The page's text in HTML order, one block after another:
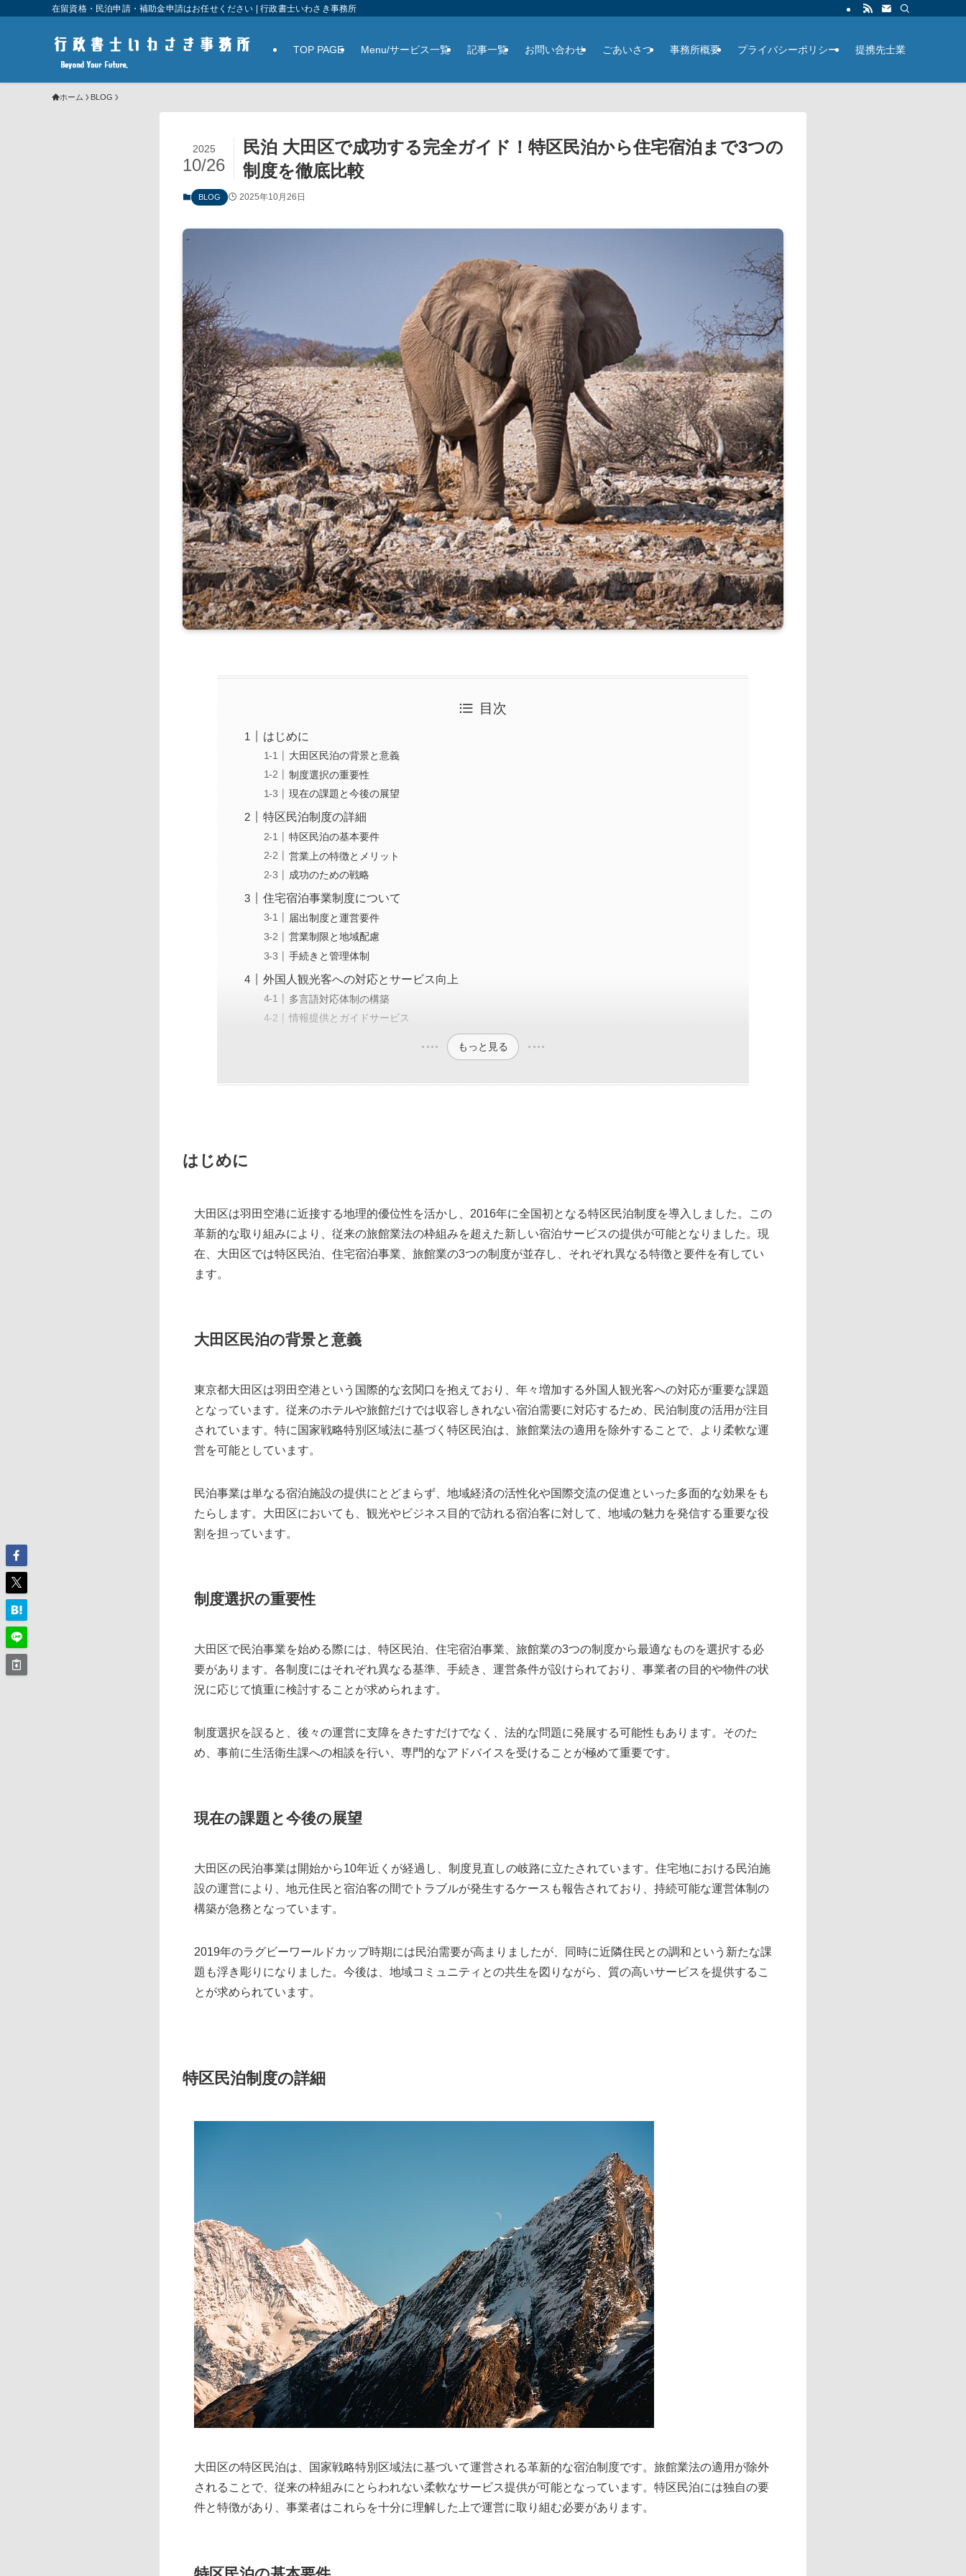
在留資格・民泊申請・補助金申請はお任せください | 行政書士いわさき事務所
TOP PAGE Menu/サービス一覧 記事一覧 お問い合わせ ごあいさつ 事務所概要 プライバシーポリシー 提携先士業
ホーム BLOG
民泊 大田区で成功する完全ガイド！特区民泊から住宅宿泊まで3つの
制度を徹底比較
2025
10/26
BLOG 2025年10月26日
目次
はじめに
大田区民泊の背景と意義
制度選択の重要性
現在の課題と今後の展望
特区民泊制度の詳細
特区民泊の基本要件
営業上の特徴とメリット
成功のための戦略
住宅宿泊事業制度について
届出制度と運営要件
営業制限と地域配慮
手続きと管理体制
外国人観光客への対応とサービス向上
多言語対応体制の構築
情報提供とガイドサービス
もっと見る
はじめに
大田区は羽田空港に近接する地理的優位性を活かし、2016年に全国初となる特区民泊制度を導入しました。この
革新的な取り組みにより、従来の旅館業法の枠組みを超えた新しい宿泊サービスの提供が可能となりました。現
在、大田区では特区民泊、住宅宿泊事業、旅館業の3つの制度が並存し、それぞれ異なる特徴と要件を有してい
ます。
大田区民泊の背景と意義
東京都大田区は羽田空港という国際的な玄関口を抱えており、年々増加する外国人観光客への対応が重要な課題
となっています。従来のホテルや旅館だけでは収容しきれない宿泊需要に対応するため、民泊制度の活用が注目
されています。特に国家戦略特別区域法に基づく特区民泊は、旅館業法の適用を除外することで、より柔軟な運
営を可能としています。
民泊事業は単なる宿泊施設の提供にとどまらず、地域経済の活性化や国際交流の促進といった多面的な効果をも
たらします。大田区においても、観光やビジネス目的で訪れる宿泊客に対して、地域の魅力を発信する重要な役
割を担っています。
制度選択の重要性
大田区で民泊事業を始める際には、特区民泊、住宅宿泊事業、旅館業の3つの制度から最適なものを選択する必
要があります。各制度にはそれぞれ異なる基準、手続き、運営条件が設けられており、事業者の目的や物件の状
況に応じて慎重に検討することが求められます。
制度選択を誤ると、後々の運営に支障をきたすだけでなく、法的な問題に発展する可能性もあります。そのた
め、事前に生活衛生課への相談を行い、専門的なアドバイスを受けることが極めて重要です。
現在の課題と今後の展望
大田区の民泊事業は開始から10年近くが経過し、制度見直しの岐路に立たされています。住宅地における民泊施
設の運営により、地元住民と宿泊客の間でトラブルが発生するケースも報告されており、持続可能な運営体制の
構築が急務となっています。
2019年のラグビーワールドカップ時期には民泊需要が高まりましたが、同時に近隣住民との調和という新たな課
題も浮き彫りになりました。今後は、地域コミュニティとの共生を図りながら、質の高いサービスを提供するこ
とが求められています。
特区民泊制度の詳細
大田区の特区民泊は、国家戦略特別区域法に基づいて運営される革新的な宿泊制度です。旅館業法の適用が除外
されることで、従来の枠組みにとらわれない柔軟なサービス提供が可能となっています。特区民泊には独自の要
件と特徴があり、事業者はこれらを十分に理解した上で運営に取り組む必要があります。